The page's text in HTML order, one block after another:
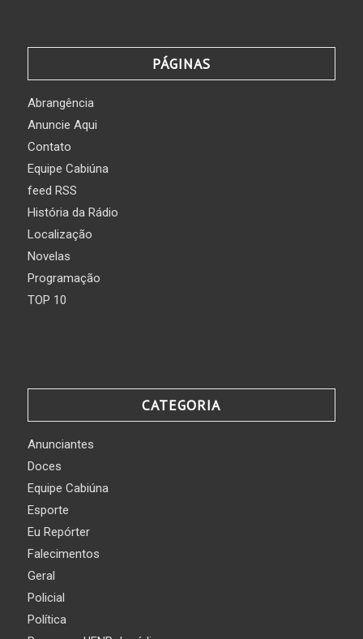
PÁGINAS
Abrangência
Anuncie Aqui
Contato
Equipe Cabiúna
feed RSS
História da Rádio
Localização
Novelas
Programação
TOP 10
CATEGORIA
Anunciantes
Doces
Equipe Cabiúna
Esporte
Eu Repórter
Falecimentos
Geral
Policial
Política